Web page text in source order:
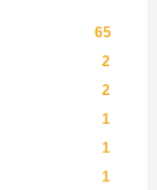
65
2
2
1
1
1